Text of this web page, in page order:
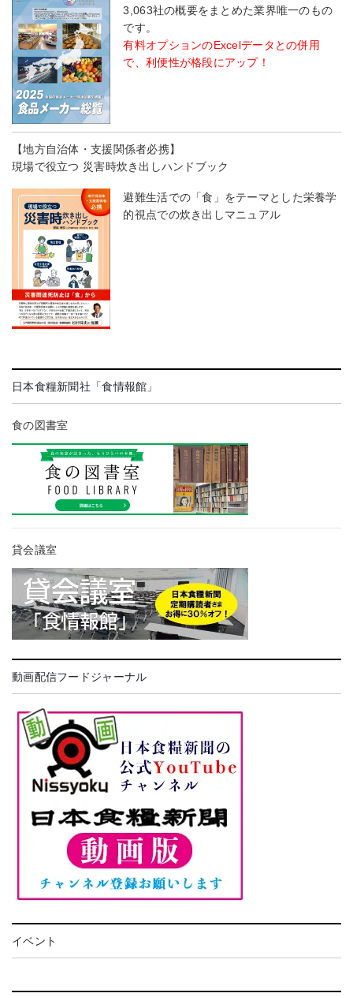
3,063社の概要をまとめた業界唯一のもの
です。
有料オプションのExcelデータとの併用
で、利便性が格段にアップ！
【地方自治体・支援関係者必携】
現場で役立つ 災害時炊き出しハンドブック
避難生活での「食」をテーマとした栄養学
的視点での炊き出しマニュアル
日本食糧新聞社「食情報館」
食の図書室
貸会議室
動画配信フードジャーナル
イベント